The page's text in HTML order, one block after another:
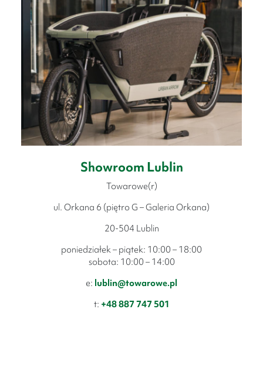
Showroom Lublin
Towarowe(r)
ul. Orkana 6 (piętro G – Galeria Orkana)
20-504 Lublin
poniedziałek – piątek: 10:00 – 18:00
sobota: 10:00 – 14:00
e: lublin@towarowe.pl
t: +48 887 747 501